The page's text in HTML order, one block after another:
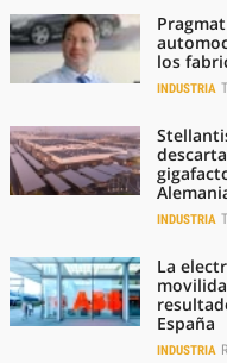
los
INDUSTRIA
INDUSTRIA
La
España
INDUSTRIA